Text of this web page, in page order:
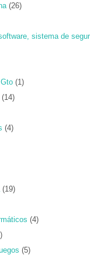
(26)
sistema de
(1)
(14)
(4)
(19)
(4)
(5)